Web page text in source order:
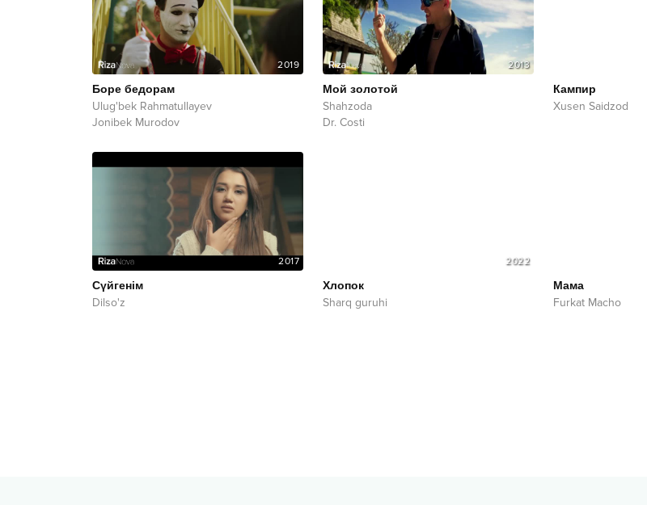
2019
Боре бедорам
Ulug'bek Rahmatullayev
Jonibek Murodov
2013
Мой золотой
Shahzoda
Dr. Costi
Кампир
Xusen Saidzod
2017
Сүйгенім
Dilso'z
2022
Хлопок
Sharq guruhi
Мама
Furkat Macho